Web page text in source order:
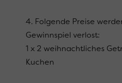
4. Folgende Preise
Gewinnspiel verlost:
1 x 2 weihnachtliches
Kuchen